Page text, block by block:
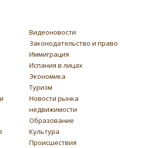
Видеоновости
Законодательство и право
Иммиграция
Испания в лицах
Экономика
Туризм
Новости рынка
недвижимости
Образование
Культура
Происшествия